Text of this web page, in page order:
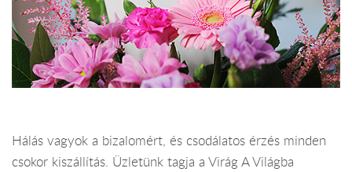
Hálás vagyok a bizalomért, és csodálatos érzés minden
csokor kiszállítás. Üzletünk tagja a Virág A Világba